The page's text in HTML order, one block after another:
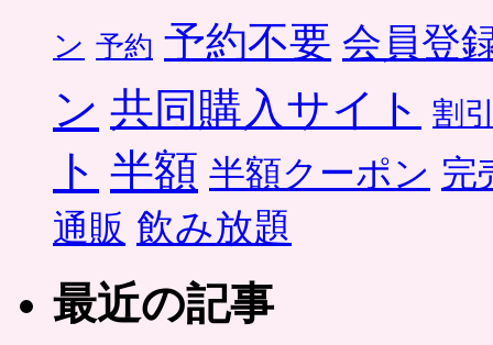
ン 予約 予約不要 会員登
ン 共同購入サイト 割
ト 半額 半額クーポン 完
通販 飲み放題
最近の記事